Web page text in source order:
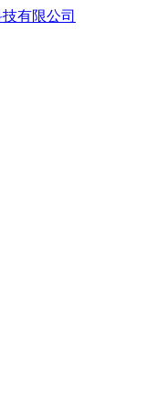
有限公司